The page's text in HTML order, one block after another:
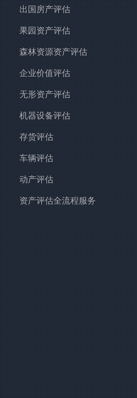
出国房产评估
果园资产评估
森林资源资产评估
企业价值评估
无形资产评估
机器设备评估
存货评估
车辆评估
动产评估
资产评估全流程服务